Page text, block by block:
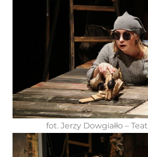
fot. Jerzy Dowgiałło –